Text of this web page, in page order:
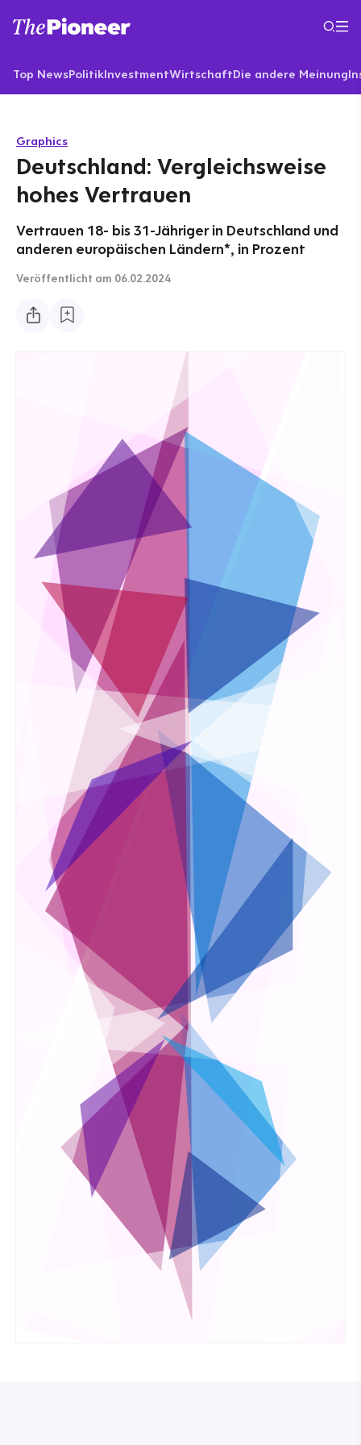
Top NewsPolitikInvestmentWirtschaftDie andere Meinung
Graphics
Deutschland: Vergleichsweise
hohes Vertrauen
Vertrauen 18- bis 31-Jähriger in Deutschland und
anderen europäischen Ländern*, in Prozent
Veröffentlicht am 06.02.2024